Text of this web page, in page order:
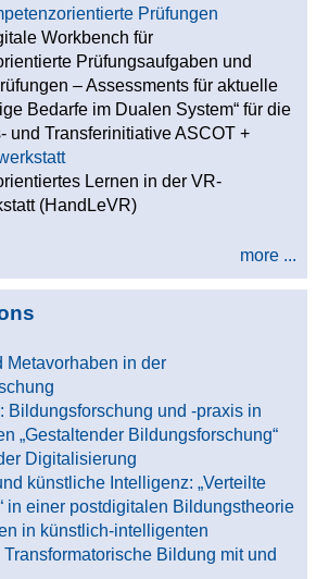
Prüfungen
Workbench für
Prüfungsaufgaben und
– Assessments für aktuelle
Bedarfe im Dualen System“ für die
und Transferinitiative ASCOT +
Lernen in der VR-
(HandLeVR)
more ...
Metavorhaben in der
Bildungsforschung und -praxis in
„Gestaltender Bildungsforschung“
Digitalisierung
künstliche Intelligenz: „Verteilte
in einer postdigitalen Bildungstheorie
in künstlich-intelligenten
Transformatorische Bildung mit und